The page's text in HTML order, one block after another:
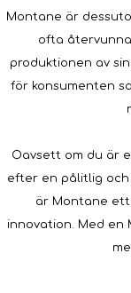
Montane är
ofta
produktionen av
för konsumenten
Oavsett om du är
efter en pålitlig och
är Montane ett
innovation. Med en